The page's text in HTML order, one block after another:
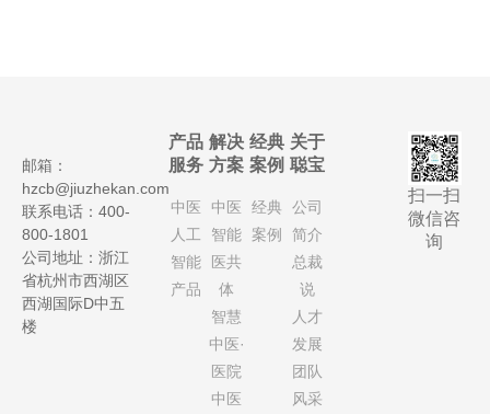
邮箱：
hzcb@jiuzhekan.com
联系电话：400-
800-1801
公司地址：浙江
省杭州市西湖区
西湖国际D中五
楼
产品
服务
中医
人工
智能
产品
解决
方案
中医
智能
医共
体
智慧
中医·
医院
中医
经典
案例
经典
案例
关于
聪宝
公司
简介
总裁
说
人才
发展
团队
风采
扫一扫
微信咨
询